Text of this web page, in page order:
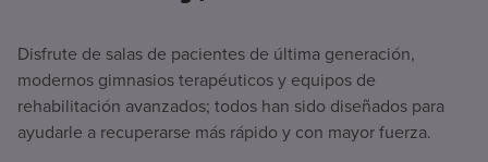
Disfrute de salas de pacientes de última generación,
modernos gimnasios terapéuticos y equipos de
rehabilitación avanzados; todos han sido diseñados para
ayudarle a recuperarse más rápido y con mayor fuerza.